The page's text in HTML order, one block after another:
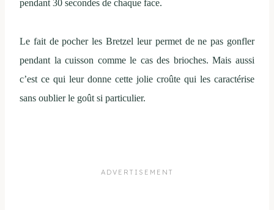
pendant 30 secondes de chaque face.
Le fait de pocher les Bretzel leur permet de ne pas gonfler
pendant la cuisson comme le cas des brioches. Mais aussi
c’est ce qui leur donne cette jolie croûte qui les caractérise
sans oublier le goût si particulier.